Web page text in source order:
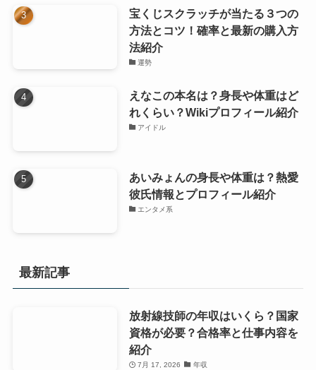
宝くじスクラッチが当たる３つの
方法とコツ！確率と最新の購入方
法紹介
運勢
えなこの本名は？身長や体重はど
れくらい？Wikiプロフィール紹介
アイドル
あいみょんの身長や体重は？熱愛
彼氏情報とプロフィール紹介
エンタメ系
最新記事
放射線技師の年収はいくら？国家
資格が必要？合格率と仕事内容を
紹介
7月 17, 2026 年収